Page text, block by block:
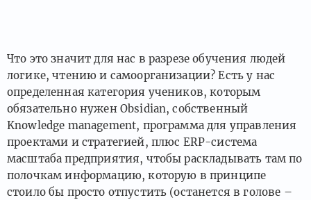
Что это значит для нас в разрезе обучения людей
логике, чтению и самоорганизации? Есть у нас
определенная категория учеников, которым
обязательно нужен Obsidian, собственный
Knowledge management, программа для управления
проектами и стратегией, плюс ERP-система
масштаба предприятия, чтобы раскладывать там по
полочкам информацию, которую в принципе
стоило бы просто отпустить (останется в голове –